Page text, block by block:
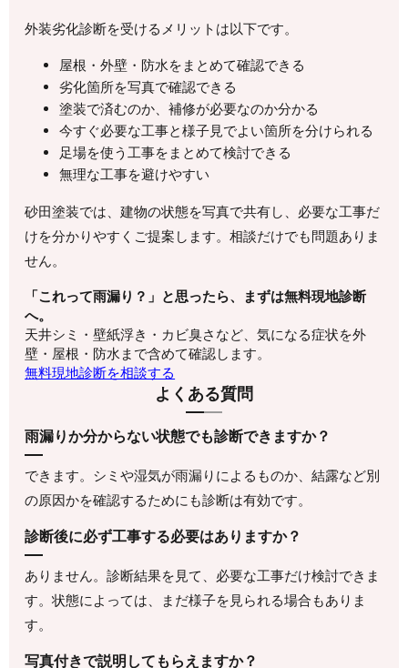
外装劣化診断を受けるメリットは以下です。
屋根・外壁・防水をまとめて確認できる
劣化箇所を写真で確認できる
塗装で済むのか、補修が必要なのか分かる
今すぐ必要な工事と様子見でよい箇所を分けられる
足場を使う工事をまとめて検討できる
無理な工事を避けやすい
砂田塗装では、建物の状態を写真で共有し、必要な工事だ
けを分かりやすくご提案します。相談だけでも問題ありま
せん。
「これって雨漏り？」と思ったら、まずは無料現地診断
へ。
天井シミ・壁紙浮き・カビ臭さなど、気になる症状を外
壁・屋根・防水まで含めて確認します。
無料現地診断を相談する
よくある質問
雨漏りか分からない状態でも診断できますか？
できます。シミや湿気が雨漏りによるものか、結露など別
の原因かを確認するためにも診断は有効です。
診断後に必ず工事する必要はありますか？
ありません。診断結果を見て、必要な工事だけ検討できま
す。状態によっては、まだ様子を見られる場合もありま
す。
写真付きで説明してもらえますか？